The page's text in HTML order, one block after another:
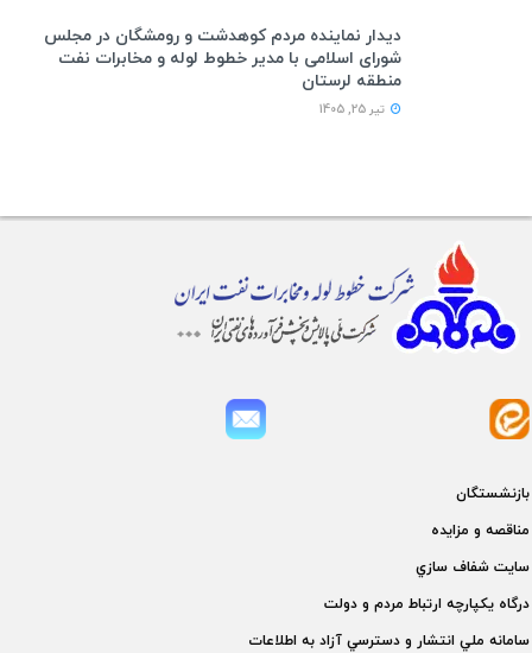
دیدار نماینده مردم کوهدشت و رومشگان در مجلس
شورای اسلامی با مدیر خطوط لوله و مخابرات نفت
منطقه لرستان
تیر 25, 1405
بازنشستگان
مناقصه و مزايده
سايت شفاف سازي
درگاه يكپارچه ارتباط مردم و دولت
سامانه ملي انتشار و دسترسي آزاد به اطلاعات